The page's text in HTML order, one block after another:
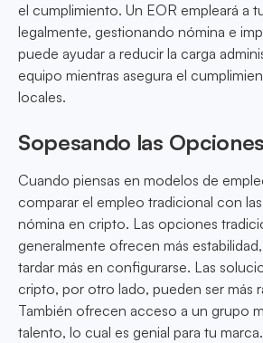
el cumplimiento. Un EOR empleará a
legalmente, gestionando nómina e
puede ayudar a reducir la carga
equipo mientras asegura el
locales.
Sopesando las Opciones
Cuando piensas en modelos de
comparar el empleo tradicional con
nómina en cripto. Las opciones
generalmente ofrecen más
tardar más en configurarse. Las
cripto, por otro lado, pueden ser más
También ofrecen acceso a un grupo
talento, lo cual es genial para tu